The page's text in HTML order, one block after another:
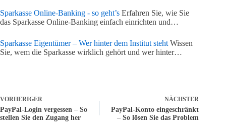
Sparkasse Online-Banking - so geht’s Erfahren Sie, wie Sie
das Sparkasse Online-Banking einfach einrichten und…
Sparkasse Eigentümer – Wer hinter dem Institut steht Wissen
Sie, wem die Sparkasse wirklich gehört und wer hinter…
VORHERIGER
PayPal-Login vergessen – So
stellen Sie den Zugang her
NÄCHSTER
PayPal-Konto eingeschränkt
– So lösen Sie das Problem